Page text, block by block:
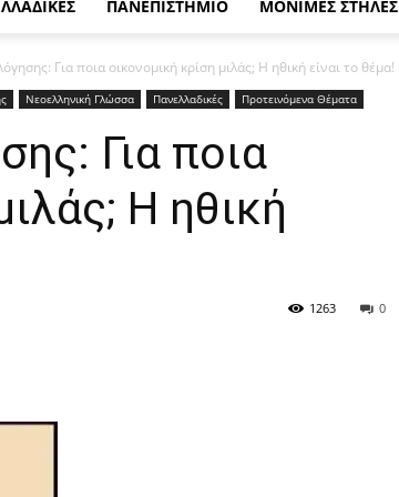
ΠΑΝΕΠΙΣΤΗΜΙΟ ΜΟΝΙΜΕΣ ΣΤΗΛΕΣ
Για ποια οικονομική κρίση μιλάς; Η ηθική είναι το θέμα!
Νεοελληνική Γλώσσα Πανελλαδικές Προτεινόμενα Θέματα
Για ποια
Η ηθική
0
1263